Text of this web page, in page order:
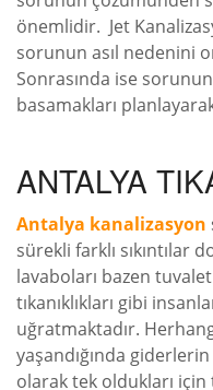
önemlidir. Jet
sorunun asıl nedenini
Sonrasında ise
basamakları
ANTALYA
Antalya kanalizasyon
sürekli farklı sıkıntılar
lavaboları bazen
tıkanıklıkları gibi
uğratmaktadır.
yaşandığında
olarak tek oldukları